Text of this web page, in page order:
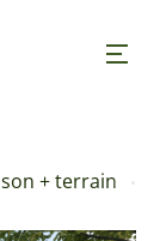
+ terrain